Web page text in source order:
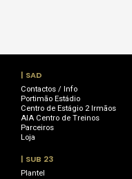
| SAD
Contactos / Info
Portimão Estádio
Centro de Estágio 2 Irmãos
AIA Centro de Treinos
Parceiros
Loja
| SUB 23
Plantel